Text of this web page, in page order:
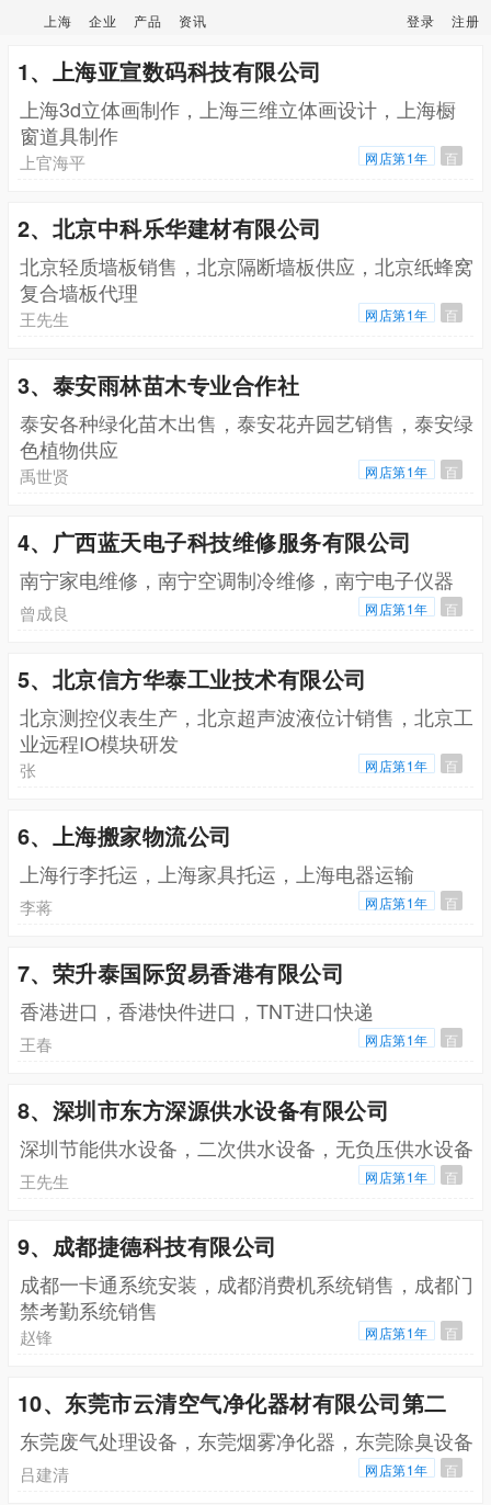
上海 企业 产品 资讯 登录 注册
1、上海亚宣数码科技有限公司
上海3d立体画制作，上海三维立体画设计，上海橱
窗道具制作
上官海平 网店第1年 百
2、北京中科乐华建材有限公司
北京轻质墙板销售，北京隔断墙板供应，北京纸蜂窝
复合墙板代理
王先生 网店第1年 百
3、泰安雨林苗木专业合作社
泰安各种绿化苗木出售，泰安花卉园艺销售，泰安绿
色植物供应
禹世贤 网店第1年 百
4、广西蓝天电子科技维修服务有限公司
南宁家电维修，南宁空调制冷维修，南宁电子仪器
曾成良 网店第1年 百
5、北京信方华泰工业技术有限公司
北京测控仪表生产，北京超声波液位计销售，北京工
业远程IO模块研发
张 网店第1年 百
6、上海搬家物流公司
上海行李托运，上海家具托运，上海电器运输
李蒋 网店第1年 百
7、荣升泰国际贸易香港有限公司
香港进口，香港快件进口，TNT进口快递
王春 网店第1年 百
8、深圳市东方深源供水设备有限公司
深圳节能供水设备，二次供水设备，无负压供水设备
王先生 网店第1年 百
9、成都捷德科技有限公司
成都一卡通系统安装，成都消费机系统销售，成都门
禁考勤系统销售
赵锋 网店第1年 百
10、东莞市云清空气净化器材有限公司第二
东莞废气处理设备，东莞烟雾净化器，东莞除臭设备
吕建清 网店第1年 百